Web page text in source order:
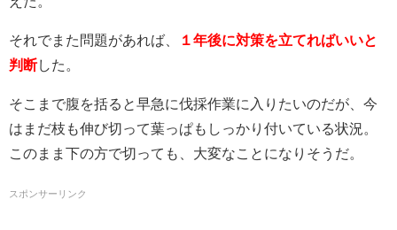
それでまた問題があれば、
１年後に対策を立てればいいと
判断した。
そこまで腹を括ると早急に伐採作業に入りたいのだが、今
はまだ枝も伸び切って葉っぱもしっかり付いている状況。
このまま下の方で切っても、大変なことになりそうだ。
スポンサーリンク